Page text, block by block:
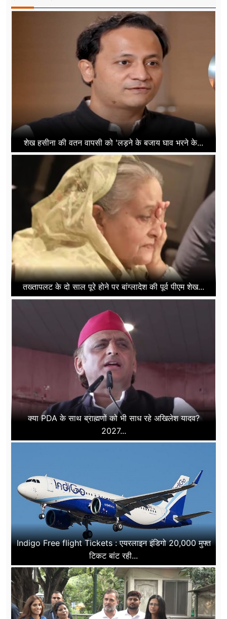
शेख हसीना की वतन वापसी को 'लड़ने के बजाय घाव भरने के...
तख्तापलट के दो साल पूरे होने पर बांग्लादेश की पूर्व पीएम शेख...
क्या PDA के साथ ब्राह्मणों को भी साध रहे अखिलेश यादव?
2027...
Indigo Free flight Tickets : एयरलाइन इंडिगो 20,000 मुफ्त
टिकट बांट रही...